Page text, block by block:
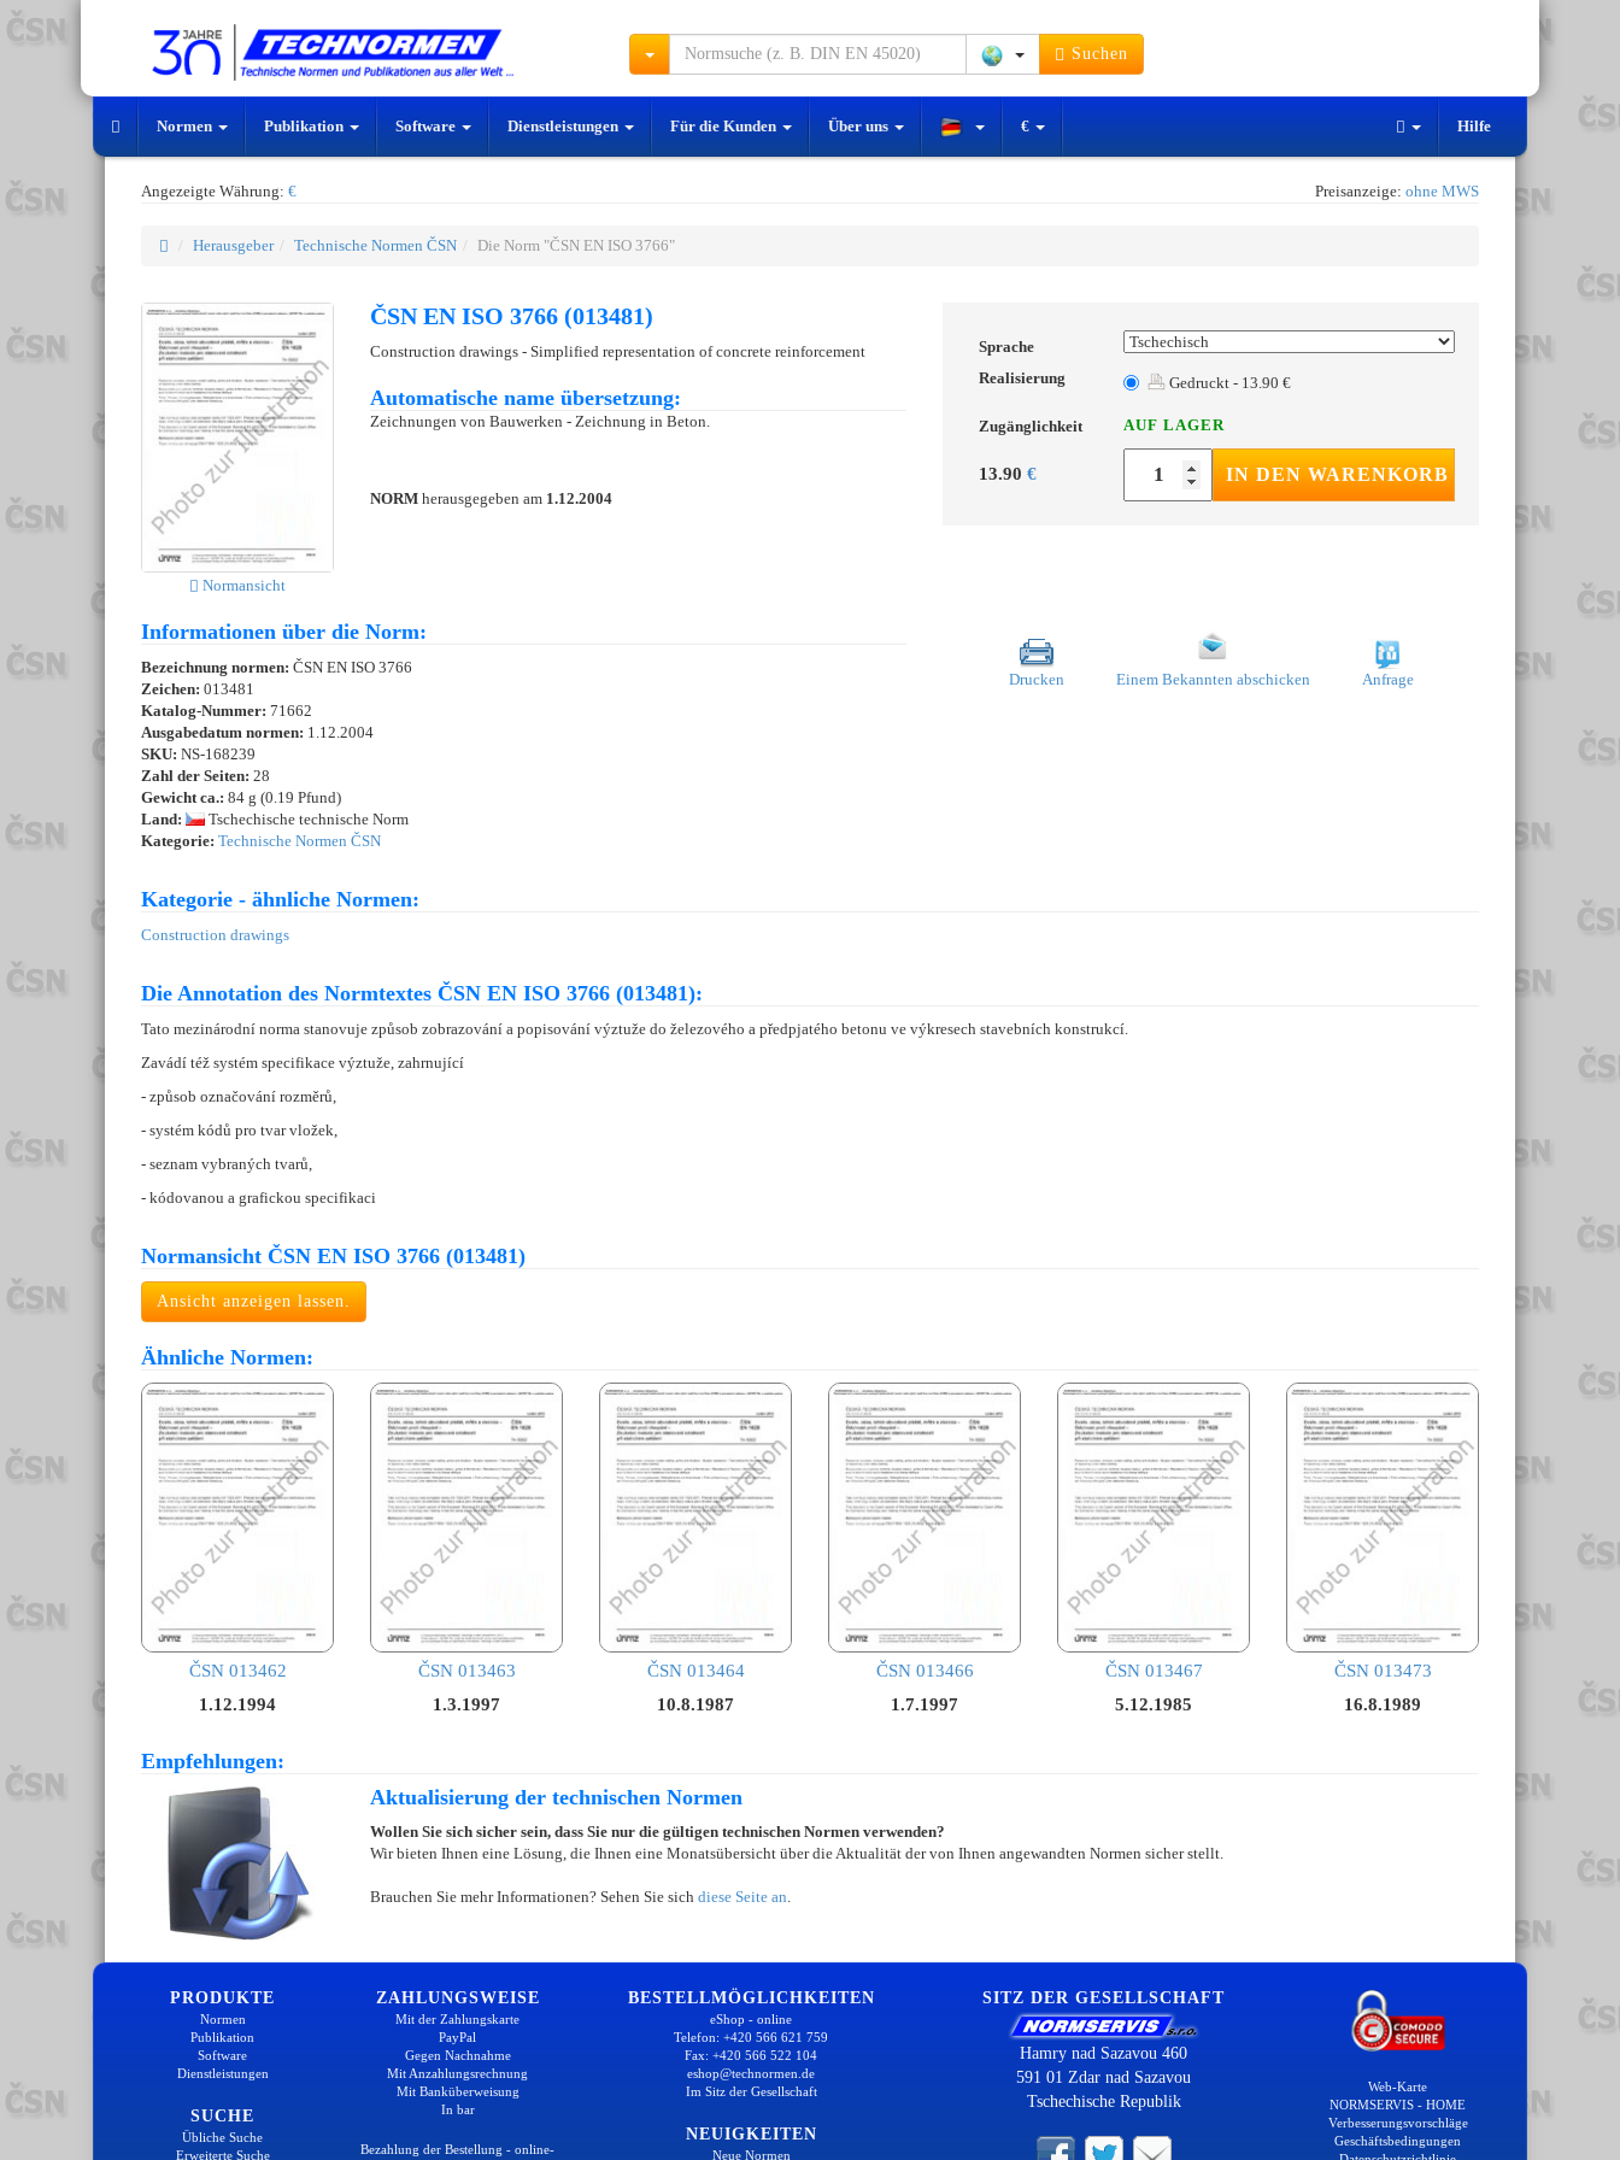
Suchen
Normen Publikation Software Dienstleistungen Für die Kunden Über uns € Hilfe
Angezeigte Währung: € Preisanzeige: ohne MWS
Herausgeber Technische Normen ČSN Die Norm "ČSN EN ISO 3766"
Normansicht
ČSN EN ISO 3766 (013481)
Construction drawings - Simplified representation of concrete reinforcement
Automatische name übersetzung:
Zeichnungen von Bauwerken - Zeichnung in Beton.
NORM herausgegeben am 1.12.2004
Sprache
Realisierung
Gedruckt - 13.90 €
Zugänglichkeit AUF LAGER
13.90 € IN DEN WARENKORB
Informationen über die Norm:
Bezeichnung normen: ČSN EN ISO 3766
Zeichen: 013481
Katalog-Nummer: 71662
Ausgabedatum normen: 1.12.2004
SKU: NS-168239
Zahl der Seiten: 28
Gewicht ca.: 84 g (0.19 Pfund)
Land:
Tschechische technische Norm
Kategorie: Technische Normen ČSN
Drucken Einem Bekannten abschicken Anfrage
Kategorie - ähnliche Normen:
Construction drawings
Die Annotation des Normtextes ČSN EN ISO 3766 (013481):
Tato mezinárodní norma stanovuje způsob zobrazování a popisování výztuže do železového a předpjatého betonu ve výkresech stavebních konstrukcí.
Zavádí též systém specifikace výztuže, zahrnující
- způsob označování rozměrů,
- systém kódů pro tvar vložek,
- seznam vybraných tvarů,
- kódovanou a grafickou specifikaci
Normansicht ČSN EN ISO 3766 (013481)
Ansicht anzeigen lassen.
Ähnliche Normen:
ČSN 013462
1.12.1994
ČSN 013463
1.3.1997
ČSN 013464
10.8.1987
ČSN 013466
1.7.1997
ČSN 013467
5.12.1985
ČSN 013473
16.8.1989
Empfehlungen:
Aktualisierung der technischen Normen
Wollen Sie sich sicher sein, dass Sie nur die gültigen technischen Normen verwenden?
Wir bieten Ihnen eine Lösung, die Ihnen eine Monatsübersicht über die Aktualität der von Ihnen angewandten Normen sicher stellt.
Brauchen Sie mehr Informationen? Sehen Sie sich diese Seite an.
PRODUKTE
Normen
Publikation
Software
Dienstleistungen
SUCHE
Übliche Suche
Erweiterte Suche
ZAHLUNGSWEISE
Mit der Zahlungskarte
PayPal
Gegen Nachnahme
Mit Anzahlungsrechnung
Mit Banküberweisung
In bar
Bezahlung der Bestellung - online-
BESTELLMÖGLICHKEITEN
eShop - online
Telefon: +420 566 621 759
Fax: +420 566 522 104
eshop@technormen.de
Im Sitz der Gesellschaft
NEUIGKEITEN
Neue Normen
SITZ DER GESELLSCHAFT
Hamry nad Sazavou 460
591 01 Zdar nad Sazavou
Tschechische Republik
Web-Karte
NORMSERVIS - HOME
Verbesserungsvorschläge
Geschäftsbedingungen